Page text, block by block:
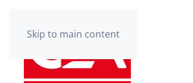
Skip to main content